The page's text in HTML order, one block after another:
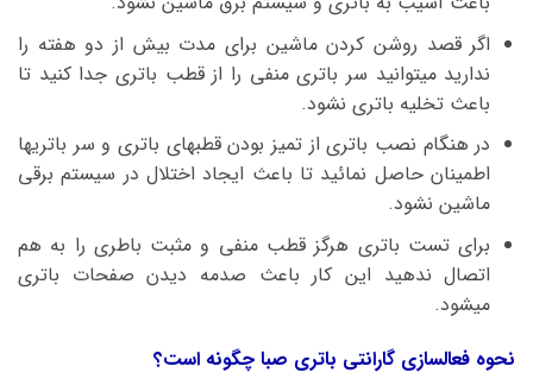
اگر قصد روشن کردن ماشین برای مدت بیش از دو هفته را
ندارید میتوانید سر باتری منفی را از قطب باتری جدا کنید تا
باعث تخلیه باتری نشود.
در هنگام نصب باتری از تمیز بودن قطبهای باتری و سر باتریها
اطمینان حاصل نمائید تا باعث ایجاد اختلال در سیستم برقی
ماشین نشود.
برای تست باتری هرگز قطب منفی و مثبت باطری را به هم
اتصال ندهید این کار باعث صدمه دیدن صفحات باتری
میشود.
نحوه فعالسازی گارانتی باتری صبا چگونه است؟